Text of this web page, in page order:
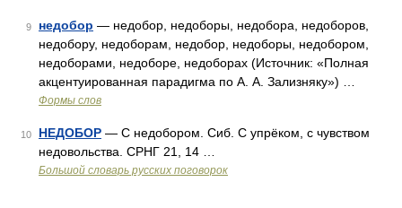
9 недобор — недобор, недоборы, недобора, недоборов,
недобору, недоборам, недобор, недоборы, недобором,
недоборами, недоборе, недоборах (Источник: «Полная
акцентуированная парадигма по А. А. Зализняку») …
Формы слов
10 НЕДОБОР — С недобором. Сиб. С упрёком, с чувством
недовольства. СРНГ 21, 14 …
Большой словарь русских поговорок